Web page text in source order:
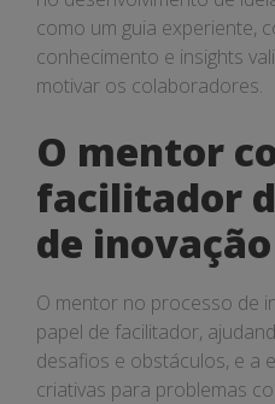
como um guia experiente,
conhecimento e insights
motivar os colaboradores.
O mentor
facilitador
de inovação
O mentor no processo de
papel de facilitador,
desafios e obstáculos, e a
criativas para problemas